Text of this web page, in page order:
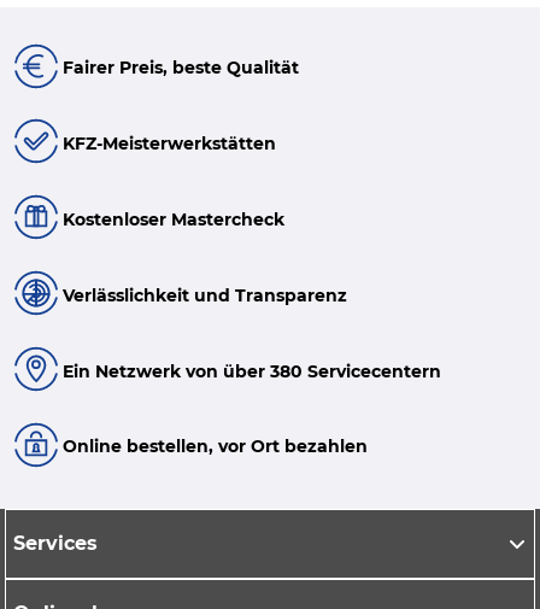
Fairer Preis, beste Qualität
KFZ-Meisterwerkstätten
Kostenloser Mastercheck
Verlässlichkeit und Transparenz
Ein Netzwerk von über 380 Servicecentern
Online bestellen, vor Ort bezahlen
Services